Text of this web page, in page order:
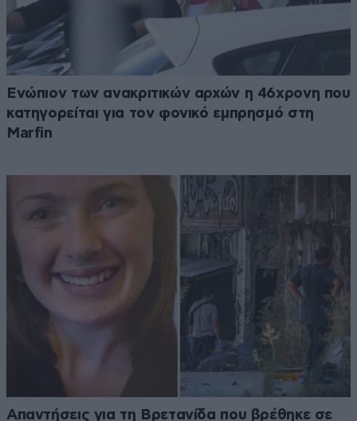
Ενώπιον των ανακριτικών αρχών η 46χρονη που
κατηγορείται για τον φονικό εμπρησμό στη
Marfin
Απαντήσεις για τη Βρετανίδα που βρέθηκε σε